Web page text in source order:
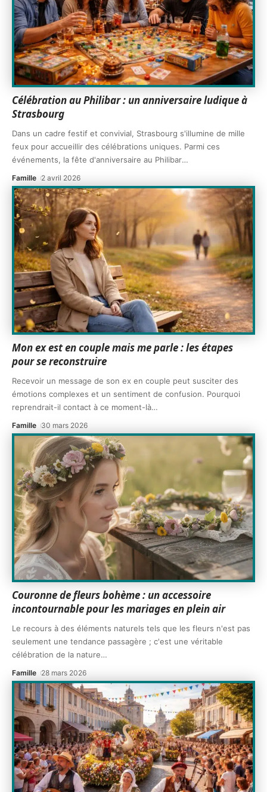
Célébration au Philibar : un anniversaire ludique à
Strasbourg
Dans un cadre festif et convivial, Strasbourg s'illumine de mille
feux pour accueillir des célébrations uniques. Parmi ces
événements, la fête d'anniversaire au Philibar…
Famille 2 avril 2026
Mon ex est en couple mais me parle : les étapes
pour se reconstruire
Recevoir un message de son ex en couple peut susciter des
émotions complexes et un sentiment de confusion. Pourquoi
reprendrait-il contact à ce moment-là…
Famille 30 mars 2026
Couronne de fleurs bohème : un accessoire
incontournable pour les mariages en plein air
Le recours à des éléments naturels tels que les fleurs n'est pas
seulement une tendance passagère ; c'est une véritable
célébration de la nature…
Famille 28 mars 2026